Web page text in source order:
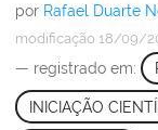
por Rafael Duarte
modificação 18/09/
— registrado em:
INICIAÇÃO